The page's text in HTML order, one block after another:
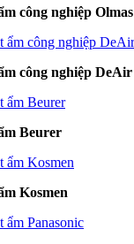
công nghiệp Olmas
công nghiệp DeAir
Beurer
Kosmen